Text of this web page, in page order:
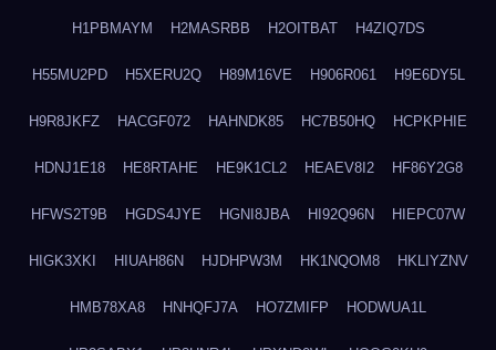
H1PBMAYM H2MASRBB H2OITBAT H4ZIQ7DS
H55MU2PD H5XERU2Q H89M16VE H906R061 H9E6DY5L
H9R8JKFZ HACGF072 HAHNDK85 HC7B50HQ HCPKPHIE
HDNJ1E18 HE8RTAHE HE9K1CL2 HEAEV8I2 HF86Y2G8
HFWS2T9B HGDS4JYE HGNI8JBA HI92Q96N HIEPC07W
HIGK3XKI HIUAH86N HJDHPW3M HK1NQOM8 HKLIYZNV
HMB78XA8 HNHQFJ7A HO7ZMIFP HODWUA1L